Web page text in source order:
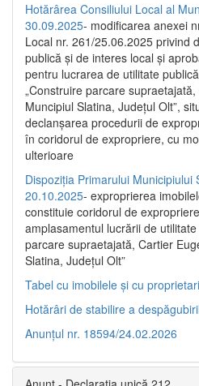
Hotărârea Consiliului Local al
30.09.2025- modificarea anexei
Local nr. 261/25.06.2025 privind
publică şi de interes local şi
pentru lucrarea de utilitate
„Construire parcare
Muncipiul Slatina, Judeţul Olt”,
declanşarea procedurii de
în coridorul de expropriere, cu
ulterioare
Dispoziția Primarului Municipiului
20.10.2025- exproprierea
constituie coridorul de
amplasamentul lucrării de
parcare supraetajată, Cartier
Slatina, Județul Olt”
Tabel cu imobilele și cu
Hotărâri de stabilire a
Anunțul nr. 18594/24.02.2026